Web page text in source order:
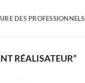
DES PROFESSIONNELS
RÉALISATEUR”